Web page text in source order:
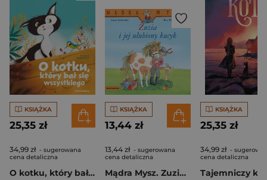
KSIĄŻKA
25,35 zł
34,99 zł - sugerowana
cena detaliczna
O kotku, który bał się wszystkiego
KSIĄŻKA
13,44 zł
13,44 zł - sugerowana
cena detaliczna
Mądra Mysz. Zuzia i jej ulubiony kucyk
KSIĄŻKA
25,35 zł
34,99 zł -
cena detaliczna
Tajemniczy kot